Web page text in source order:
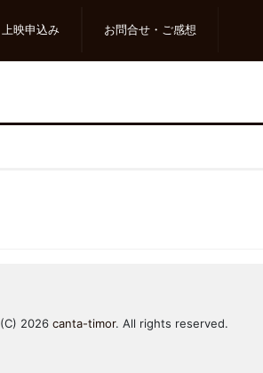
上映申込み お問合せ・ご感想
(C) 2026 canta-timor. All rights reserved.